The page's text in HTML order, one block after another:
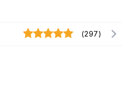
(297)